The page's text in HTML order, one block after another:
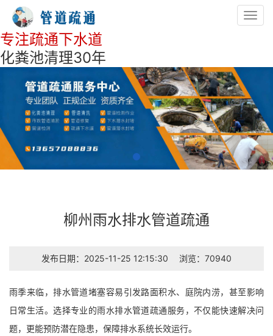
专注疏通下水道
化粪池清理30年
柳州雨水排水管道疏通
发布日期：2025-11-25 12:15:30 浏览：70940
雨季来临，排水管道堵塞容易引发路面积水、庭院内涝，甚至影响
日常生活。选择专业的雨水排水管道疏通服务，不仅能快速解决问
题，更能预防潜在隐患，保障排水系统长效运行。